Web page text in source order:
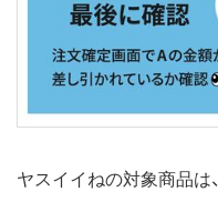
ヤスイイねの対象商品は、